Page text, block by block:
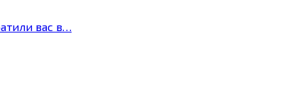
вас в…